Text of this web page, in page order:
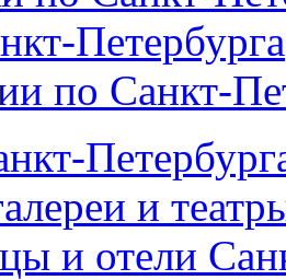
Петербурга
по Санкт-
и
и отели